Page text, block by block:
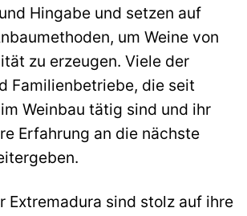
Hingabe und setzen auf
um Weine von
zu erzeugen. Viele der
Familienbetriebe, die seit
Weinbau tätig sind und ihr
Erfahrung an die nächste
Extremadura sind stolz auf ihre